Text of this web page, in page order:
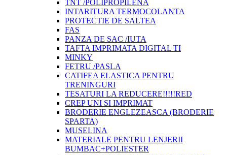
TNT /POLIPROPILENA
INTARITURA TERMOCOLANTA
PROTECTIE DE SALTEA
FAS
PANZA DE SAC /IUTA
TAFTA IMPRIMATA DIGITAL TI
MINKY
FETRU /PASLA
CATIFEA ELASTICA PENTRU
TRENINGURI
TESATURI LA REDUCERE!!!!!RED
CREP UNI SI IMPRIMAT
BRODERIE ENGLEZEASCA (BRODERIE
SPARTA)
MUSELINA
MATERIALE PENTRU LENJERII
BUMBAC+POLIESTER